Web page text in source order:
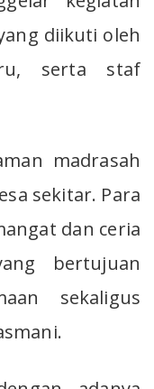
diikuti oleh
serta staf
madrasah
sekitar. Para
dan ceria
bertujuan
sekaligus